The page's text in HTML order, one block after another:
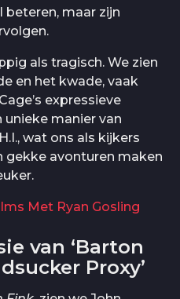
beteren, maar zijn
als tragisch. We zien
en het kwade, vaak
expressieve
manier van
wat ons als kijkers
gekke avonturen maken
Met Ryan Gosling
van ‘Barton
Proxy’